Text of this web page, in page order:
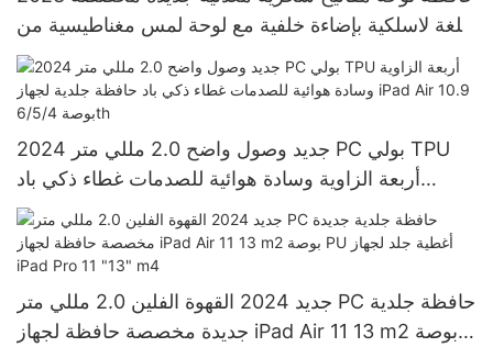
للغة لاسلكية بإضاءة خلفية مع لوحة لمس مغناطيسية من
2024 جديد وصول واضح 2.0 مللي متر PC بولي TPU
أربعة الزاوية وسادة هوائية للصدمات غطاء ذكي باد
حافظة جلدية لجهاز iPad Air 10.9 بوصة 6/5/4th
جديد 2024 القهوة الفلين 2.0 مللي متر PC حافظة جلدية
جديدة مخصصة حافظة لجهاز iPad Air 11 13 m2 بوصة